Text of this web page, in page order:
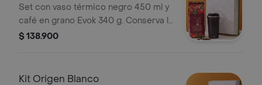
Set con vaso térmico negro 450 ml y
café en grano Evok 340 g. Conserva la
temperatura y ofrece un sabor
$ 138.900
Kit Origen Blanco